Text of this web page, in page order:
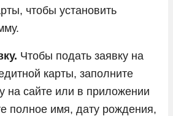
чтобы установить
Чтобы подать заявку на
карты, заполните
на сайте или в приложении
полное имя, дату рождения,